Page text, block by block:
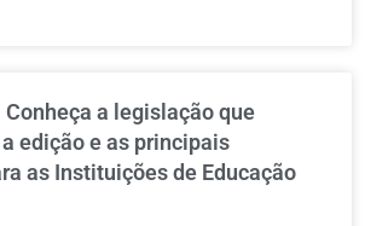
Conheça a legislação que
edição e as principais
as Instituições de Educação